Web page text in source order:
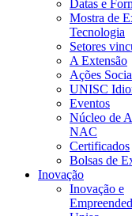
Datas e
Mostra de
Tecnologia
Setores
A Extensão
Ações
UNISC
Eventos
Núcleo de
NAC
Certificados
Bolsas de
Inovação
Inovação e